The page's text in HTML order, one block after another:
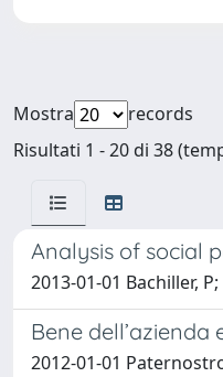
Mostra
records
Risultati 1 - 20 di 38
Analysis of social
2013-01-01 Bachiller,
Bene
2012-01-01